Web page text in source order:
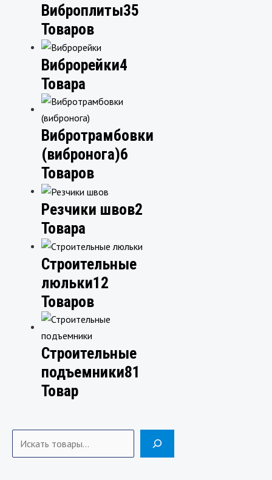
Поиск
Виброплиты35
Товаров
Виброрейки4
Товара
Вибротрамбовки
(вибронога)6
Товаров
Резчики швов2
Товара
Строительные
люльки12
Товаров
Строительные
подъемники81
Товар